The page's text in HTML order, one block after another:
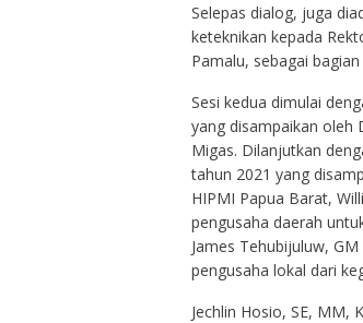
Selepas dialog, juga
keteknikan kepada
Pamalu, sebagai
Sesi kedua dimulai
yang disampaikan oleh
Migas. Dilanjutkan
tahun 2021 yang
HIPMI Papua Barat,
pengusaha daerah
James Tehubijuluw,
pengusaha lokal dari
Jechlin Hosio, SE, MM,